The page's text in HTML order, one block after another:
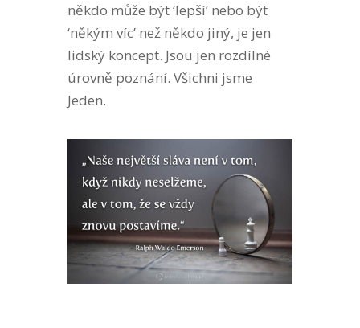
někdo může být ‘lepší’ nebo být
‘někým víc’ než někdo jiný, je jen
lidský koncept. Jsou jen rozdílné
úrovně poznání. Všichni jsme
Jeden.